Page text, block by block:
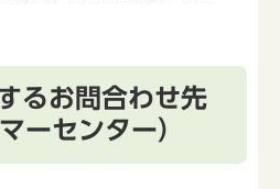
るお問合わせ先
ーセンター）